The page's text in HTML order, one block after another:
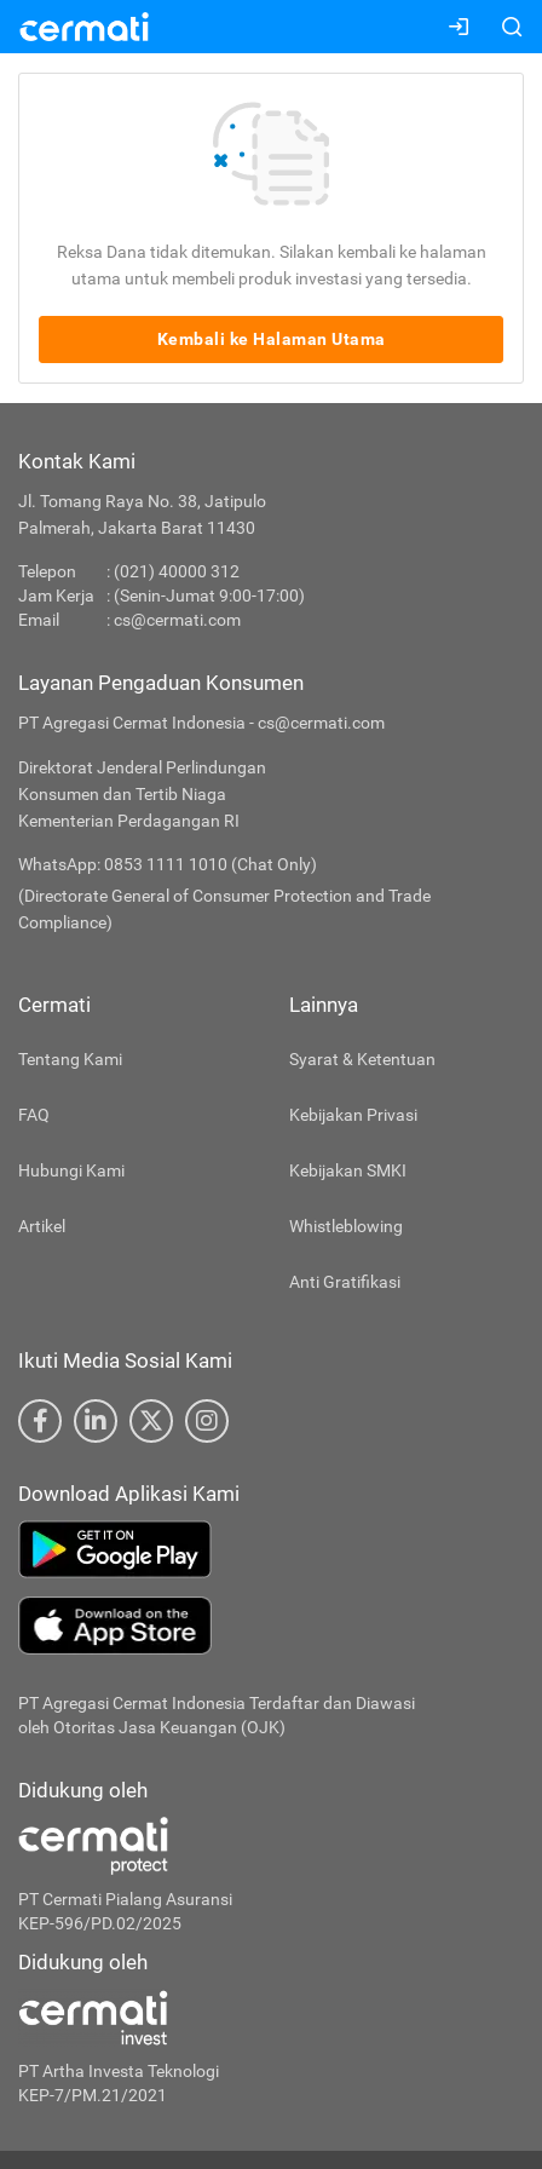
Reksa Dana tidak ditemukan. Silakan kembali ke halaman
utama untuk membeli produk investasi yang tersedia.
Kembali ke Halaman Utama
Kontak Kami
Jl. Tomang Raya No. 38, Jatipulo
Palmerah, Jakarta Barat 11430
Telepon : (021) 40000 312
Jam Kerja
: (Senin-Jumat 9:00-17:00)
Email
:cs@cermati.com
Layanan Pengaduan Konsumen
PT Agregasi Cermat Indonesia - cs@cermati.com
Direktorat Jenderal Perlindungan
Konsumen dan Tertib Niaga
Kementerian Perdagangan RI
WhatsApp: 0853 1111 1010 (Chat Only)
(Directorate General of Consumer Protection and Trade
Compliance)
Cermati
Tentang Kami
FAQ
Hubungi Kami
Artikel
Lainnya
Syarat & Ketentuan
Kebijakan Privasi
Kebijakan SMKI
Whistleblowing
Anti Gratifikasi
Ikuti Media Sosial Kami
Download Aplikasi Kami
PT Agregasi Cermat Indonesia Terdaftar dan Diawasi
oleh Otoritas Jasa Keuangan (OJK)
Didukung oleh
PT Cermati Pialang Asuransi
KEP-596/PD.02/2025
Didukung oleh
PT Artha Investa Teknologi
KEP-7/PM.21/2021